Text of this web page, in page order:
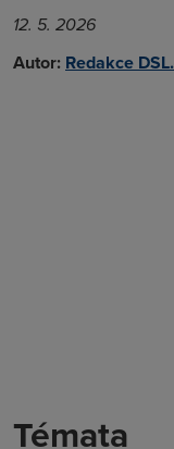
12. 5. 2026
Autor: Redakce
Témata